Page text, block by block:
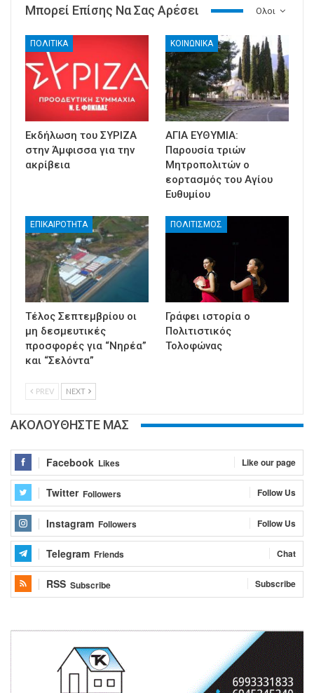
Ολοι
Μπορεί Επίσης Να Σας Αρέσει
ΠΟΛΙΤΙΚΑ
Εκδήλωση του ΣΥΡΙΖΑ
στην Άμφισσα για την
ακρίβεια
ΚΟΙΝΩΝΙΚΑ
ΑΓΙΑ ΕΥΘΥΜΙΑ:
Παρουσία τριών
Μητροπολιτών ο
εορτασμός του Αγίου
Ευθυμίου
ΕΠΙΚΑΙΡΟΤΗΤΑ
Τέλος Σεπτεμβρίου οι
μη δεσμευτικές
προσφορές για “Νηρέα”
και “Σελόντα”
ΠΟΛΙΤΙΣΜΟΣ
Γράφει ιστορία ο
Πολιτιστικός
Τολοφώνας
PREV NEXT
ΑΚΟΛΟΥΘΗΣΤΕ ΜΑΣ
Facebook Likes Like our page
Twitter Followers Follow Us
Instagram Followers Follow Us
Telegram Friends Chat
RSS Subscribe Subscribe